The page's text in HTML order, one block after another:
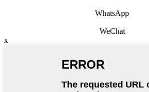
WhatsApp
WeChat
x